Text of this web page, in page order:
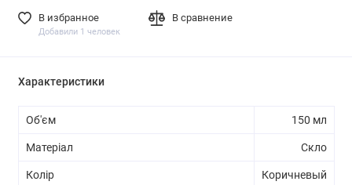
В избранное
Добавили 1 человек
В сравнение
Характеристики
Об'єм 150 мл
Матеріал Скло
Колір Коричневый